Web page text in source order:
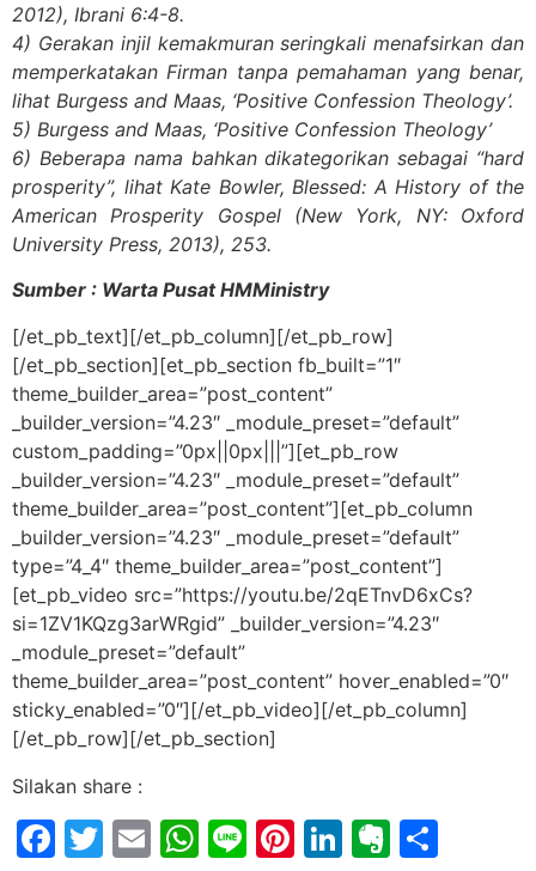
2012), Ibrani 6:4-8.
4) Gerakan injil kemakmuran seringkali menafsirkan dan
memperkatakan Firman tanpa pemahaman yang benar,
lihat Burgess and Maas, ‘Positive Confession Theology’.
5) Burgess and Maas, ‘Positive Confession Theology’
6) Beberapa nama bahkan dikategorikan sebagai “hard
prosperity”, lihat Kate Bowler, Blessed: A History of the
American Prosperity Gospel (New York, NY: Oxford
University Press, 2013), 253.
Sumber : Warta Pusat HMMinistry
[/et_pb_text][/et_pb_column][/et_pb_row]
[/et_pb_section][et_pb_section fb_built=”1″
theme_builder_area=”post_content”
_builder_version=”4.23″ _module_preset=”default”
custom_padding=”0px||0px|||”][et_pb_row
_builder_version=”4.23″ _module_preset=”default”
theme_builder_area=”post_content”][et_pb_column
_builder_version=”4.23″ _module_preset=”default”
type=”4_4″ theme_builder_area=”post_content”]
[et_pb_video src=”https://youtu.be/2qETnvD6xCs?
si=1ZV1KQzg3arWRgid” _builder_version=”4.23″
_module_preset=”default”
theme_builder_area=”post_content” hover_enabled=”0″
sticky_enabled=”0″][/et_pb_video][/et_pb_column]
[/et_pb_row][/et_pb_section]
Silakan share :
Facebook
Twitter
EmailWhatsApp
LinePinterest
LinkedIn